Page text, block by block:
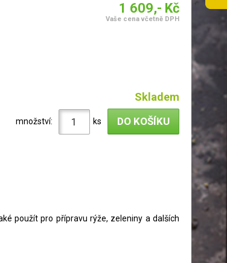
1 609,- Kč
Vaše cena včetně DPH
Skladem
množství: ks
použít pro přípravu rýže, zeleniny a dalších